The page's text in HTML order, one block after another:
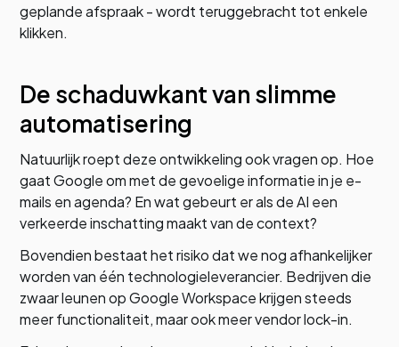
geplande afspraak - wordt teruggebracht tot enkele
klikken.
De schaduwkant van slimme
automatisering
Natuurlijk roept deze ontwikkeling ook vragen op. Hoe
gaat Google om met de gevoelige informatie in je e-
mails en agenda? En wat gebeurt er als de AI een
verkeerde inschatting maakt van de context?
Bovendien bestaat het risiko dat we nog afhankelijker
worden van één technologieleverancier. Bedrijven die
zwaar leunen op Google Workspace krijgen steeds
meer functionaliteit, maar ook meer vendor lock-in.